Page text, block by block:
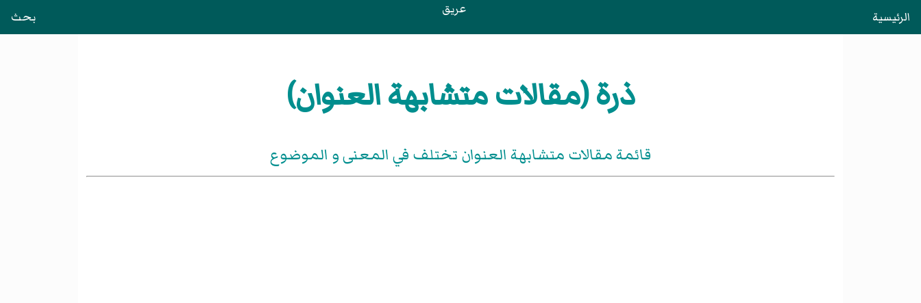
الرئيسية عريق بحث
ذرة (مقالات متشابهة العنوان)
قائمة مقالات متشابهة العنوان تختلف في المعنى و الموضوع